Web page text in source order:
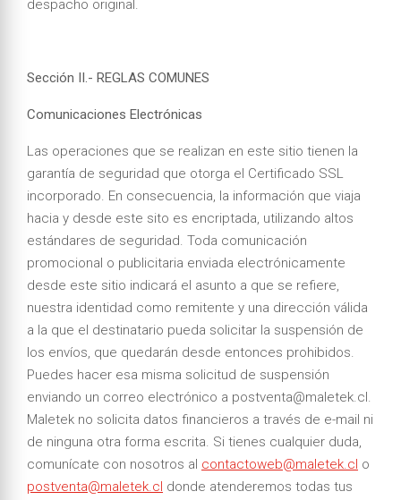
despacho original.
Sección II.- REGLAS COMUNES
Comunicaciones Electrónicas
Las operaciones que se realizan en este sitio tienen la
garantía de seguridad que otorga el Certificado SSL
incorporado. En consecuencia, la información que viaja
hacia y desde este sito es encriptada, utilizando altos
estándares de seguridad. Toda comunicación
promocional o publicitaria enviada electrónicamente
desde este sitio indicará el asunto a que se refiere,
nuestra identidad como remitente y una dirección válida
a la que el destinatario pueda solicitar la suspensión de
los envíos, que quedarán desde entonces prohibidos.
Puedes hacer esa misma solicitud de suspensión
enviando un correo electrónico a postventa@maletek.cl.
Maletek no solicita datos financieros a través de e-mail ni
de ninguna otra forma escrita. Si tienes cualquier duda,
comunícate con nosotros al contactoweb@maletek.cl o
postventa@maletek.cl donde atenderemos todas tus